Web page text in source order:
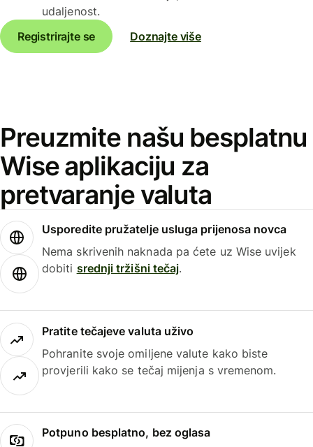
udaljenost.
Registrirajte se
Doznajte više
Preuzmite našu besplatnu
Wise aplikaciju za
pretvaranje valuta
Usporedite pružatelje usluga prijenosa novca
Nema skrivenih naknada pa ćete uz Wise uvijek
dobiti srednji tržišni tečaj.
Pratite tečajeve valuta uživo
Pohranite svoje omiljene valute kako biste
provjerili kako se tečaj mijenja s vremenom.
Potpuno besplatno, bez oglasa